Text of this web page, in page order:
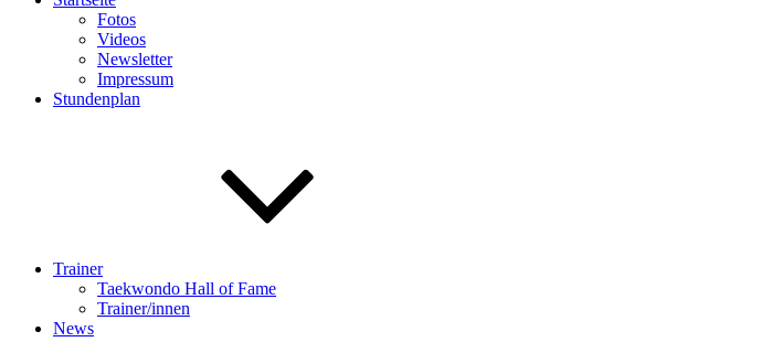
Fotos
Videos
Newsletter
Impressum
Stundenplan
Trainer
Taekwondo Hall of Fame
Trainer/innen
News